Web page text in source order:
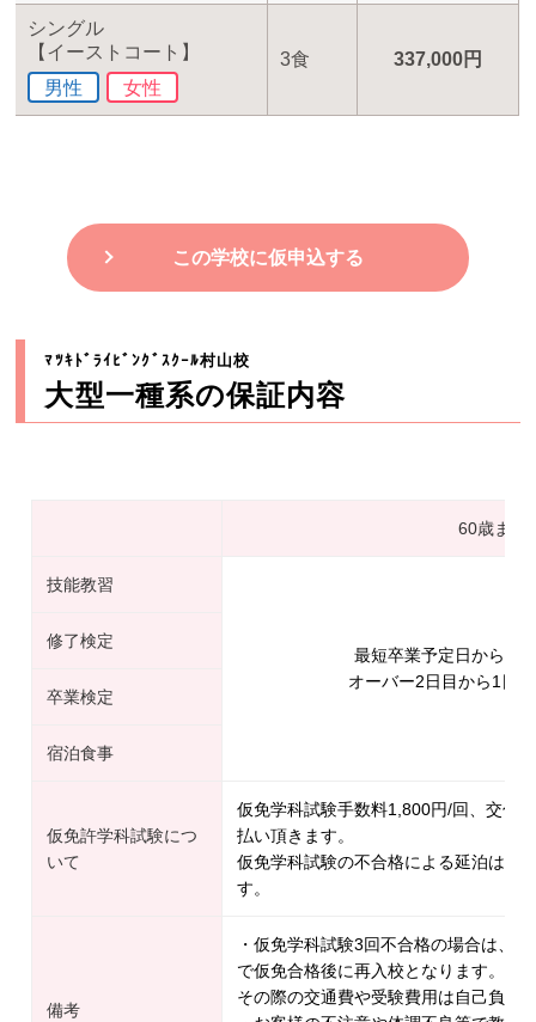
シングル
【イーストコート】
男性
女性
3食 337,000円
この学校に仮申込する
ﾏﾂｷﾄﾞﾗｲﾋﾞﾝｸﾞｽｸｰﾙ村山校
大型一種系の保証内容
60歳まで
技能教習
最短卒業予定日から1
オーバー2日目から1日
修了検定
卒業検定
宿泊食事
仮免許学科試験につ
いて
仮免学科試験手数料1,800円/回、交付
払い頂きます。
仮免学科試験の不合格による延泊は1
す。
備考
・仮免学科試験3回不合格の場合は、
で仮免合格後に再入校となります。
その際の交通費や受験費用は自己負担